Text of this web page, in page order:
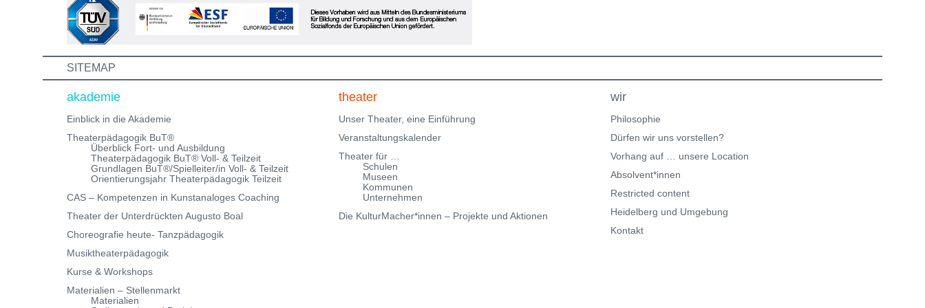
Informations- und Aufnahmeworkshop. Bei Fragen,
schreibe uns einfach eine Mail an:
info@theaterwerkstatt-heidelberg.de Wir freuen uns auf
Klingenteichstraße verfügen. Hinweise über
Parkmöglichkeiten findest Du hier:
SITEMAP
akademie
Einblick in die Akademie
Theaterpädagogik BuT®
Überblick Fort- und Ausbildung
Theaterpädagogik BuT® Voll- & Teilzeit
Grundlagen BuT®/Spielleiter/in Voll- & Teilzeit
Orientierungsjahr Theaterpädagogik Teilzeit
CAS – Kompetenzen in Kunstanaloges Coaching
Theater der Unterdrückten Augusto Boal
Choreografie heute- Tanzpädagogik
Musiktheaterpädagogik
Kurse & Workshops
Materialien – Stellenmarkt
Materialien
theater
Unser Theater, eine Einführung
Veranstaltungskalender
Theater für …
Schulen
Museen
Kommunen
Unternehmen
Die KulturMacher*innen – Projekte und Aktionen
wir
Philosophie
Dürfen wir uns vorstellen?
Vorhang auf … unsere Location
Absolvent*innen
Restricted content
Heidelberg und Umgebung
Kontakt